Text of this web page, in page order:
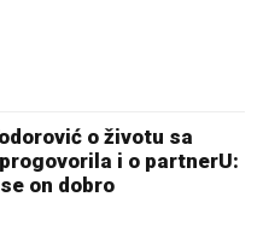
o životu sa
i o partnerU:
on dobro